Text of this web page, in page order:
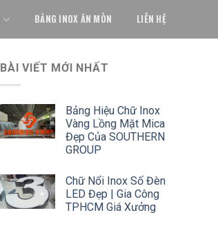
BẢNG INOX ĂN MÒN LIÊN HỆ
BÀI VIẾT MỚI NHẤT
Bảng Hiệu Chữ Inox
Vàng Lồng Mặt Mica
Đẹp Của SOUTHERN
GROUP
Chữ Nổi Inox Số Đèn
LED Đẹp | Gia Công
TPHCM Giá Xưởng